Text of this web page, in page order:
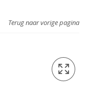
Terug naar vorige pagina